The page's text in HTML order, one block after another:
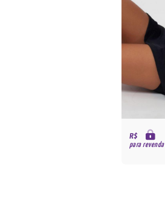
R$
para revenda